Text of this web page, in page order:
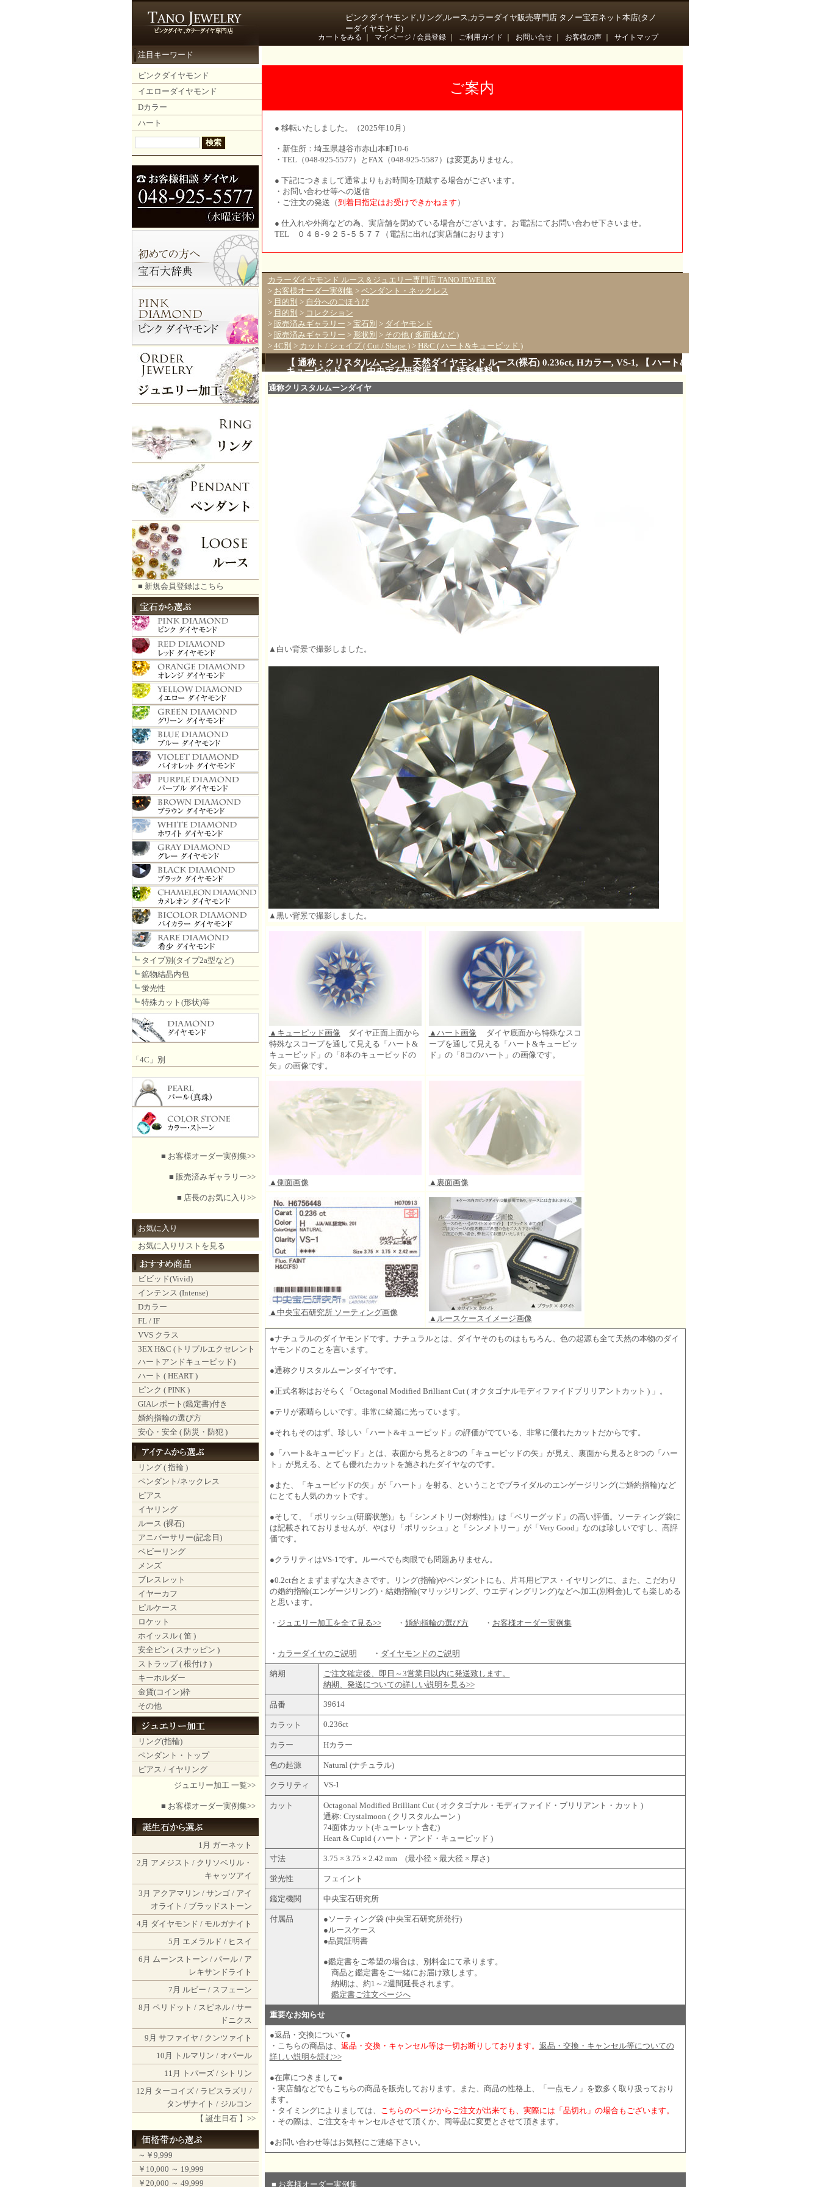
ピンクダイヤモンド,リング,ルース,カラーダイヤ販売専門店 タノー宝石ネット本店(タノ
ーダイヤモンド)
カートをみる マイページ / 会員登録｜ ご利用ガイド お問い合せ｜ お客様の声｜ サイトマップ
注目キーワード
ピンクダイヤモンド
イエローダイヤモンド
Dカラー
ハート
■ 新規会員登録はこちら
┗ タイプ別(タイプ2a型など)
┗ 鉱物結晶内包
┗ 蛍光性
┗ 特殊カット(形状)等
「4C」別
■ お客様オーダー実例集>>
■ 販売済みギャラリー>>
■ 店長のお気に入り>>
お気に入り
お気に入りリストを見る
ビビッド(Vivid)
インテンス (Intense)
Dカラー
FL / IF
VVS クラス
3EX H&C (トリプルエクセレント
ハートアンドキューピッド)
ハート ( HEART )
ピンク ( PINK )
GIAレポート(鑑定書)付き
婚約指輪の選び方
安心・安全 ( 防災・防犯 )
リング ( 指輪 )
ペンダント/ネックレス
ピアス
イヤリング
ルース (裸石)
アニバーサリー(記念日)
ベビーリング
メンズ
ブレスレット
イヤーカフ
ピルケース
ロケット
ホイッスル ( 笛 )
安全ピン ( スナッピン )
ストラップ ( 根付け )
キーホルダー
金貨(コイン)枠
その他
リング(指輪)
ペンダント・トップ
ピアス / イヤリング
ジュエリー加工 一覧>>
■ お客様オーダー実例集>>
1月 ガーネット
2月 アメジスト / クリソベリル・
キャッツアイ
3月 アクアマリン / サンゴ/ アイ
オライト / ブラッドストーン
4月 ダイヤモンド / モルガナイト
5月 エメラルド / ヒスイ
6月 ムーンストーン / パール/ ア
レキサンドライト
7月 ルビー / スフェーン
8月 ペリドット / スピネル/ サー
ドニクス
9月 サファイヤ / クンツァイト
10月
トルマリン / オパール
11月
トパーズ/ シトリン
12月 ターコイズ/ ラピスラズリ /
タンザナイト / ジルコン
【 誕生日石 】>>
～￥9,999
￥10,000 ～ 19,999
￥20,000 ～ 49,999
ご案内
● 移転いたしました。（2025年10月）
・新住所：埼玉県越谷市赤山本町10-6
・TEL（048-925-5577）とFAX（048-925-5587）は変更ありません。
● 下記につきまして通常よりもお時間を頂戴する場合がございます。
・お問い合わせ等への返信
・ご注文の発送（到着日指定はお受けできかねます ）
● 仕入れや外商などの為、実店舗を閉めている場合がございます。お電話にてお問い合わせ下さいませ。
TEL ０４８-９２５-５５７７（電話に出れば実店舗におります）
カラーダイヤモンド ルース＆ジュエリー専門店 TANO JEWELRY
> お客様オーダー実例集 > ペンダント・ネックレス
> 目的別 > 自分へのごほうび
> 目的別 > コレクション
> 販売済みギャラリー > 宝石別 > ダイヤモンド
> 販売済みギャラリー > 形状別 > その他 ( 多面体など )
> 4C別 > カット / シェイプ ( Cut / Shape )> H&C ( ハート&キューピッド )
【 通称：クリスタルムーン 】 天然ダイヤモンド ルース(裸石) 0.236ct, Hカラー, VS-1, 【 ハート&
キューピッド 】 【 中央宝石研究所 】 【 送料無料 】
通称クリスタルムーンダイヤ
▲白い背景で撮影しました。
▲黒い背景で撮影しました。
▲キューピッド画像ダイヤ正面上面から
特殊なスコープを通して見える「ハート&
キューピッド」の「8本のキューピッドの
矢」の画像です。
▲ハート画像ダイヤ底面から特殊なスコ
ープを通して見える「ハート&キューピッ
ド」の「8コのハート」の画像です。
▲側面画像 ▲裏面画像
▲中央宝石研究所 ソーティング画像
▲ルースケースイメージ画像
●ナチュラルのダイヤモンドです。ナチュラルとは、ダイヤそのものはもちろん、色の起源も全て天然の本物のダイ
ヤモンドのことを言います。
●通称クリスタルムーンダイヤです。
●正式名称はおそらく「Octagonal Modified Brilliant Cut ( オクタゴナルモディファイドブリリアントカット ) 」。
●テリが素晴らしいです。非常に綺麗に光っています。
●それもそのはず、珍しい「ハート&キューピッド」の評価がでている、非常に優れたカットだからです。
●「ハート&キューピッド」とは、表面から見ると8つの「キューピッドの矢」が見え、裏面から見ると8つの「ハー
ト」が見える、とても優れたカットを施されたダイヤなのです。
●また、「キューピッドの矢」が「ハート」を射る、ということでブライダルのエンゲージリング(ご婚約指輪)など
にとても人気のカットです。
●そして、「ポリッシュ(研磨状態)」も「シンメトリー(対称性)」は「ベリーグッド」の高い評価。ソーティング袋に
は記載されておりませんが、やはり「ポリッシュ」と「シンメトリー」が「Very Good」なのは珍しいですし、高評
価です。
●クラリティはVS-1です。ルーペでも肉眼でも問題ありません。
●0.2ct台とまずまずな大きさです。リング(指輪)やペンダントにも、片耳用ピアス・イヤリングに、また、こだわり
の婚約指輪(エンゲージリング)・結婚指輪(マリッジリング、ウエディングリング)などへ加工(別料金)しても楽しめる
と思います。
・ ジュエリー加工を全て見る>>・ 婚約指輪の選び方・ お客様オーダー実例集
・ カラーダイヤのご説明 ・ ダイヤモンドのご説明
納期
ご注文確定後、即日～3営業日以内に発送致します。
納期、発送についての詳しい説明を見る>>
品番 39614
カラット 0.236ct
カラー Hカラー
色の起源 Natural (ナチュラル)
クラリティ VS-1
カット
Octagonal Modified Brilliant Cut ( オクタゴナル・モディファイド・ブリリアント・カット )
通称: Crystalmoon ( クリスタルムーン )
74面体カット(キューレット含む)
Heart & Cupid ( ハート・アンド・キューピッド )
寸法 3.75 × 3.75 × 2.42 mm (最小径 × 最大径 × 厚さ)
蛍光性 フェイント
鑑定機関 中央宝石研究所
付属品
●ソーティング袋 (中央宝石研究所発行)
●ルースケース
●品質証明書
●鑑定書をご希望の場合は、別料金にて承ります。
商品と鑑定書をご一緒にお届け致します。
納期は、約1～2週間延長されます。
鑑定書ご注文ページへ
重要なお知らせ
●返品・交換について●
・こちらの商品は、 返品・交換・キャンセル等は一切お断りしております。 返品・交換・キャンセル等についての
詳しい説明を読む>>
●在庫につきまして●
・実店舗などでもこちらの商品を販売しております。また、商品の性格上、「一点モノ」を数多く取り扱っており
ます。
・タイミングによりましては、 こちらのページからご注文が出来ても、実際には「品切れ」の場合もございます。
・その際は、ご注文をキャンセルさせて頂くか、同等品に変更とさせて頂きます。
●お問い合わせ等はお気軽にご連絡下さい。
■ お客様オーダー実例集